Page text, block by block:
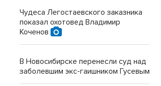
Чудеса Легостаевского заказника
показал охотовед Владимир
Коченов
В Новосибирске перенесли суд над
заболевшим экс-гаишником Гусевым